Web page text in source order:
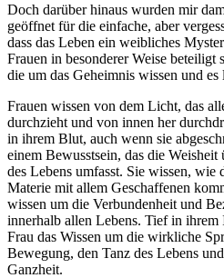
Doch darüber hinaus wurden mir
geöffnet für die einfache, aber
dass das Leben ein weibliches
Frauen in besonderer Weise beteiligt
die um das Geheimnis wissen und es
Frauen wissen von dem Licht, das
durchzieht und von innen her
in ihrem Blut, auch wenn sie
einem Bewusstsein, das die Weisheit
des Lebens umfasst. Sie wissen, wie
Materie mit allem Geschaffenen
wissen um die Verbundenheit und
innerhalb allen Lebens. Tief in ihrem
Frau das Wissen um die wirkliche
Bewegung, den Tanz des Lebens
Ganzheit.